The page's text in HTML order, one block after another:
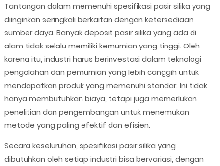
Tantangan dalam memenuhi spesifikasi pasir silika yang
diinginkan seringkali berkaitan dengan ketersediaan
sumber daya. Banyak deposit pasir silika yang ada di
alam tidak selalu memiliki kemurnian yang tinggi. Oleh
karena itu, industri harus berinvestasi dalam teknologi
pengolahan dan pemurnian yang lebih canggih untuk
mendapatkan produk yang memenuhi standar. Ini tidak
hanya membutuhkan biaya, tetapi juga memerlukan
penelitian dan pengembangan untuk menemukan
metode yang paling efektif dan efisien.
Secara keseluruhan, spesifikasi pasir silika yang
dibutuhkan oleh setiap industri bisa bervariasi, dengan